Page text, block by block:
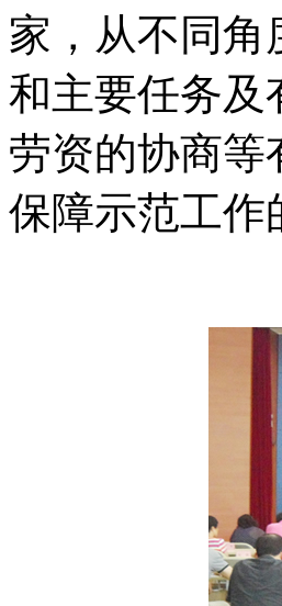
家，从不同角
和主要任务及
劳资的协商等
保障示范工作